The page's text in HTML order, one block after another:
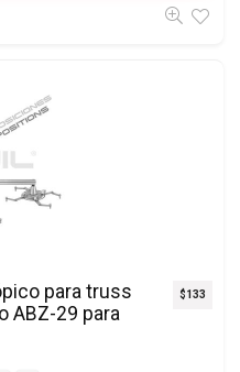
para truss
ABZ-29 para
$133